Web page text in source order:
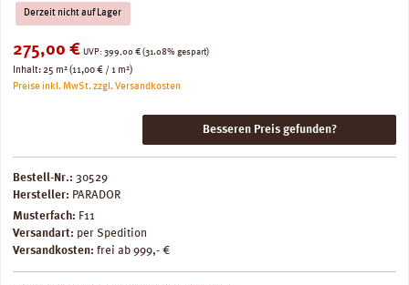
Derzeit nicht auf Lager
Verkaufspreis:
275,00 € UVP: Regulärer Preis:
399,00 € (31.08% gespart)
Inhalt:25 m²(11,00 € / 1 m²)
Preise inkl. MwSt. zzgl. Versandkosten
Besseren Preis gefunden?
Bestell-Nr.: 30529
Hersteller: PARADOR
Musterfach: F11
Versandart: per Spedition
Versandkosten: frei ab 999,- €